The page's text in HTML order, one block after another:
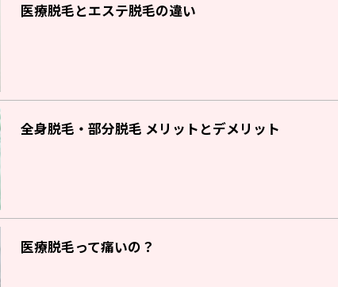
医療脱毛とエステ脱毛の違い
全身脱毛・部分脱毛 メリットとデメリット
医療脱毛って痛いの？